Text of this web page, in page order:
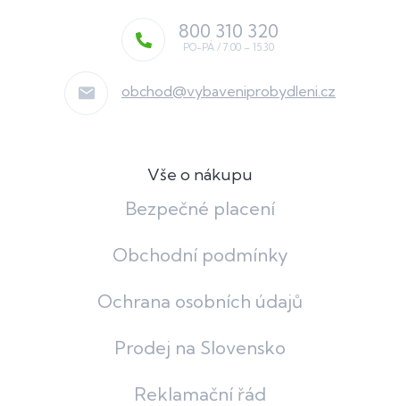
obchod@vybaveniprobydleni.cz
800 310 320
Vše o nákupu
Bezpečné placení
Obchodní podmínky
Ochrana osobních údajů
Prodej na Slovensko
Reklamační řád